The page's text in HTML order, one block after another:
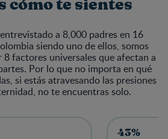
cómo te sientes
a 8,000 padres en 16
siendo uno de ellos, somos
factores universales que afectan a
Por lo que no importa en qué
si estás atravesando las presiones
no te encuentras solo.
43%